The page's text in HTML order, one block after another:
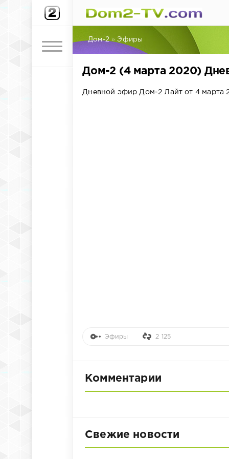
Дом-2 »Эфиры
Дом-2 (4 марта 2020)
Дневной эфир Дом-2 Лайт от 4 марта
Эфиры 2 125
Комментарии
Свежие новости